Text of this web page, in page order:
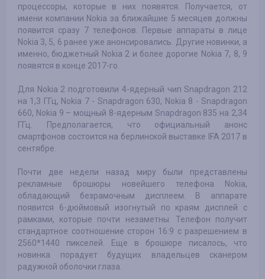
процессоры, которые в них появятся. Получается, от
имени компании Nokia за ближайшие 5 месяцев должны
появится сразу 7 телефонов. Первые аппараты в лице
Nokia 3, 5, 6 ранее уже анонсировались. Другие новинки, а
именно, бюджетный Nokia 2 и более дорогие Nokia 7, 8, 9
появятся в конце 2017-го.
Для Nokia 2 подготовили 4-ядерный чип Snapdragon 212
на 1,3 ГГц, Nokia 7 - Snapdragon 630, Nokia 8 - Snapdragon
660, Nokia 9 – мощный 8-ядерным Snapdragon 835 на 2,34
ГГц. Предполагается, что официальный анонс
смартфонов состоится на берлинской выставке IFA 2017 в
сентябре.
Почти две недели назад миру были представлены
рекламные брошюры новейшего телефона Nokia,
обладающий безрамочным дисплеем. В аппарате
появится 6-дюймовый изогнутый по краям дисплей с
рамками, которые почти незаметны. Телефон получит
стандартное соотношение сторон 16:9 с разрешением в
2560*1440 пикселей. Еще в брошюре писалось, что
новинка порадует будущих владельцев сканером
радужной оболочки глаза.